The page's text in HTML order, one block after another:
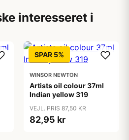
interesseret i
SPAR 5%
WINSOR NEWTON
Artists oil colour 37ml
Indian yellow 319
VEJL. PRIS 87,50 KR
82,95 kr